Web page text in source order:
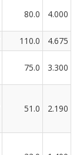
80.0 4.000
110.0
4.675
75.0 3.300
51.0 2.190